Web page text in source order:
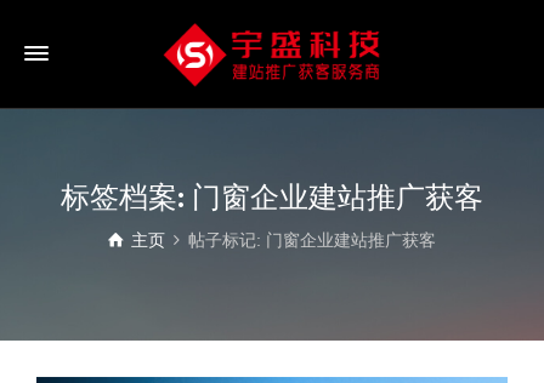
标签档案: 门窗企业建站推广获客
主页 帖子标记: 门窗企业建站推广获客